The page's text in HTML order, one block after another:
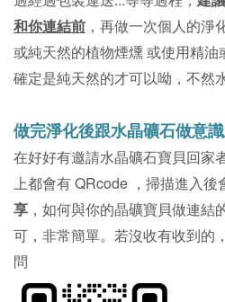
和你連結前 ，再做一次個人的淨
或純天然的植物煙燻 或使用精
確定是純天然的才可以呦，不然
做完淨化後跟水晶礦石做意
在好好有邀請水晶礦石寶貝回家
上都會有 QRcode ，掃描進入後
享 ，如何與你的晶礦寶貝做連結
可，非常簡單。若沒收有收到的
問